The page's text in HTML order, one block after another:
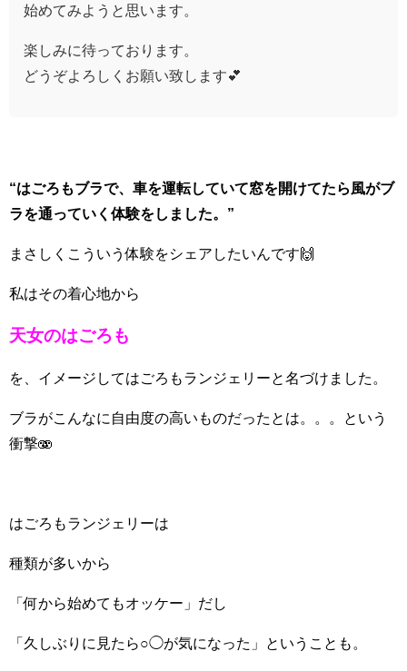
始めてみようと思います。
楽しみに待っております。
どうぞよろしくお願い致します💕
“はごろもブラで、車を運転していて窓を開けてたら風がブ
ラを通っていく体験をしました。”
まさしくこういう体験をシェアしたいんです🙌
私はその着心地から
天女のはごろも
を、イメージしてはごろもランジェリーと名づけました。
ブラがこんなに自由度の高いものだったとは。。。という
衝撃🫨
はごろもランジェリーは
種類が多いから
「何から始めてもオッケー」だし
「久しぶりに見たら○◯が気になった」ということも。